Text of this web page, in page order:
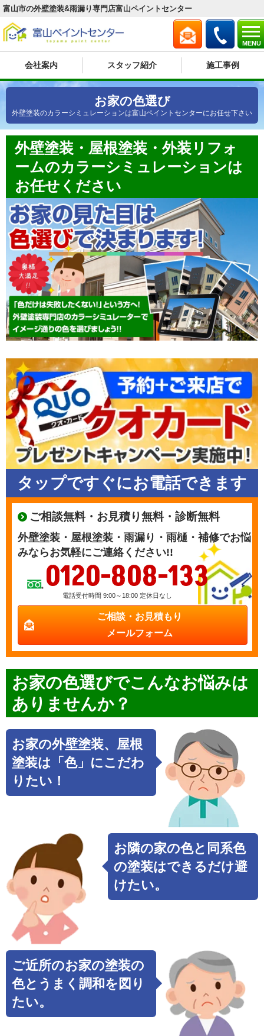
MENU
富山市の外壁塗装&雨漏り専門店富山ペイントセンター
会社案内 スタッフ紹介 施工事例
お家の色選び
外壁塗装のカラーシミュレーションは富山ペイントセンターにお任せ下さい
外壁塗装・屋根塗装・外装リフォ
ームのカラーシミュレーションは
お任せください
タップですぐにお電話できます
ご相談無料・お見積り無料・診断無料
外壁塗装・屋根塗装・雨漏り・雨樋・補修でお悩
みならお気軽にご連絡ください!!
0120-808-133
電話受付時間 9:00～18:00 定休日なし
ご相談・お見積もり
メールフォーム
お家の色選びでこんなお悩みは
ありませんか？
お家の外壁塗装、屋根
塗装は「色」にこだわ
りたい！
お隣の家の色と同系色
の塗装はできるだけ避
けたい。
ご近所のお家の塗装の
色とうまく調和を図り
たい。